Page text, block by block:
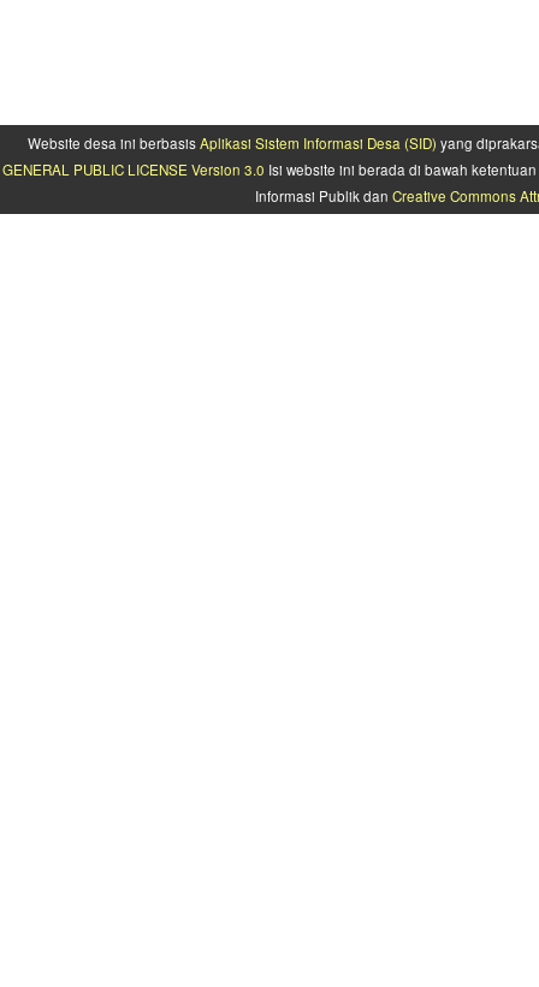
Website desa ini berbasisAplikasi Sistem Informasi Desa (SID) yang
GENERAL PUBLIC LICENSE Version 3.0 Isi website ini berada di bawah
Informasi Publik dan Creative Commons